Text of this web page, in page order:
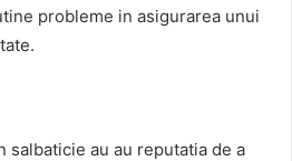
probleme in asigurarea unui
salbaticie au au reputatia de a